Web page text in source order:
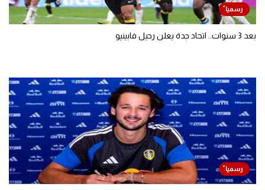
بعد 3 سنوات.. اتحاد جدة يعلن رحيل فابينيو